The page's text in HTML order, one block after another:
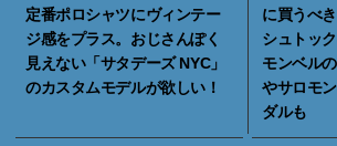
定番ポロシャツにヴィンテー
ジ感をプラス。おじさんぽく
見えない「サタデーズ NYC」
のカスタムモデルが欲しい！
に買うべ
シュトッ
モンベル
やサロモ
ダルも